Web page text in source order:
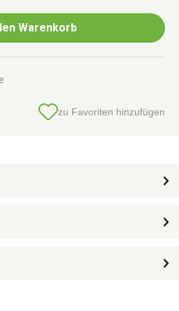
Warenkorb
zu Favoriten hinzufügen